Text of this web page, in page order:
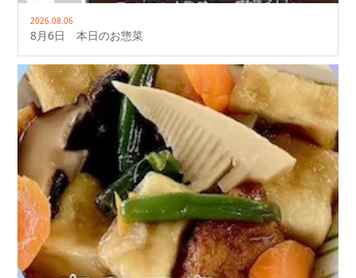
2026.08.06
8月6日 本日のお惣菜